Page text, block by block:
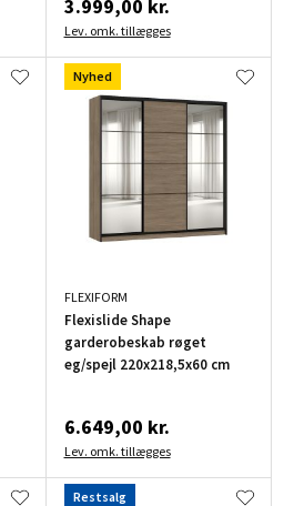
3.999,00 kr.
Lev. omk. tillægges
Nyhed
FLEXIFORM
Flexislide Shape
garderobeskab røget
eg/spejl 220x218,5x60 cm
6.649,00 kr.
Lev. omk. tillægges
Restsalg